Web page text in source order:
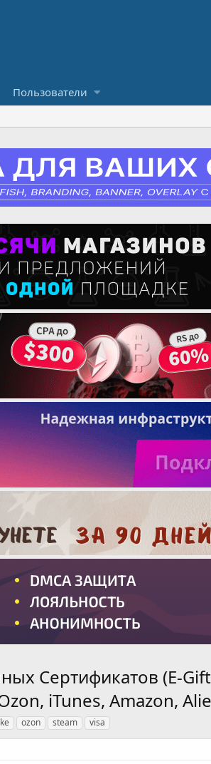
Пользователи
Сертификатов (E-
iTunes, Amazon,
ozon steam visa